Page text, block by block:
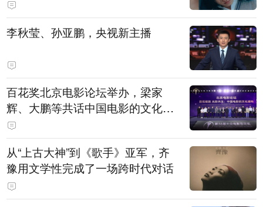
白，主演均为广州本土演员
李秋莹、孙亚鹏，央视新主播
百花奖北京电影论坛举办，梁家
辉、大鹏等共话中国电影的文化建
构
从“上古大神”到《歌手》亚军，齐
豫用文学性完成了一场跨时代对话